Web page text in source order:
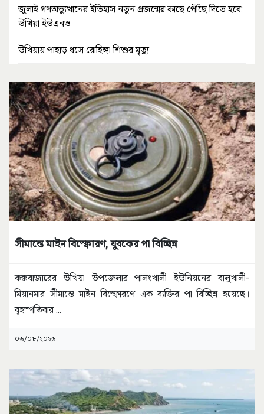
জুলাই গণঅভ্যুত্থানের ইতিহাস নতুন প্রজন্মের কাছে পৌঁছে দিতে হবে:
উখিয়া ইউএনও
উখিয়ায় পাহাড় ধসে রোহিঙ্গা শিশুর মৃত্যু
সীমান্তে মাইন বিস্ফোরণ, যুবকের পা বিচ্ছিন্ন
কক্সবাজারের উখিয়া উপজেলার পালংখালী ইউনিয়নের বালুখালী-
মিয়ানমার সীমান্তে মাইন বিস্ফোরণে এক ব্যক্তির পা বিচ্ছিন্ন হয়েছে।
বৃহস্পতিবার ...
০৬/০৮/২০২৬